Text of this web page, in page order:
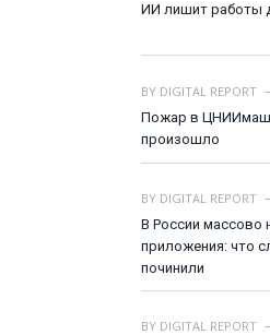
ИИ лишит работы
BY DIGITAL REPORT
Пожар в ЦНИИмаш
произошло
BY DIGITAL REPORT
В России массово
приложения: что
починили
BY DIGITAL REPORT